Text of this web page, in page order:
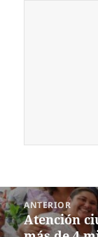
Navegación
de
entradas
ANTERIOR
Entrada
Atención